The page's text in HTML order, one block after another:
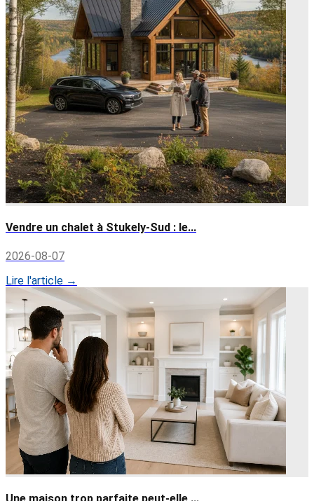
Vendre un chalet à Stukely-Sud : le...
2026-08-07
Lire l'article →